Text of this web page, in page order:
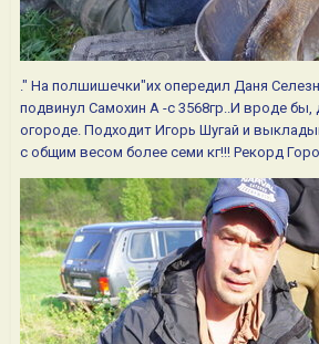
." На полшишечки"их опередил Даня
подвинул Самохин А -с 3568гр..И вроде бы,
огороде. Подходит Игорь Шугай и
с общим весом более семи кг!!! Рекорд